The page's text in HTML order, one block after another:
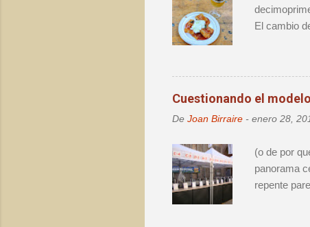
El cambio
Innbrew –.
Cuestionando el
De Joan Birraire - enero 28,
(o de por
panorama
repente
lo mismo.